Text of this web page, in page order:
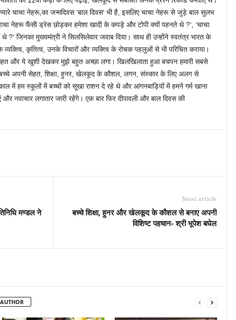
चाचा नेहरू,का जन्मदिवस ‘बाल दिवस‘ भी है, इसलिए चाचा नेहरू से जुड़े बाल सुलभ
नेहरू फैंसी ड्रेस छोड़कर हमेशा खादी के कपड़े और टोपी क्यों पहनते थे ?‘, ‘चाचा
जिनका मुख्यमंत्री ने सिलसिलेवार जवाब दिया। साथ ही उन्होंने स्वतंत्र भारत के
कृतित्व, उनके विचारों और व्यक्त्वि के रोचक पहलुओं से भी परिचित कराया।
और ये खुशी देखकर मुझे बहुत अच्छा लगा। खिलखिलाता हुआ बचपन हमारी सबसे
बच्चे अपनी सेहत, शिक्षा, हुनर, खेलकूद के कौशल, लगन, संस्कार के लिए अलग से
में हम स्कूलों में बच्चों को सूखा राशन दे रहे थे और आंगनबाड़ियों में हमने गर्म खाना
नवाचार लगातार जारी रहेंगे। एक बार फिर दीपावली और बाल दिवस की
मण्डल ने
Next article
बच्चे शिक्षा, हुनर और खेलकूद के कौशल से बनाए अपनी
विशिष्ट पहचान- श्री भूपेश बघेल